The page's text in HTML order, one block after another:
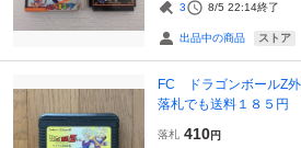
3 8/5 22:14終了
出品中の商品 ストア
FC ドラゴンボールZ
落札でも送料１８５円
落札 410円